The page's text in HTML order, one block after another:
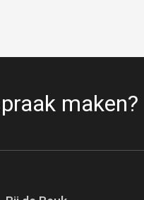
maken?